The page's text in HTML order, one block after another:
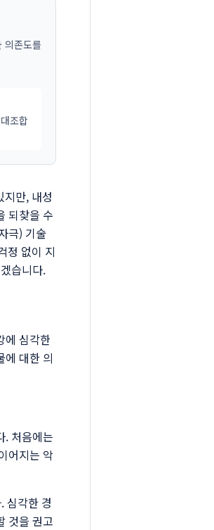
의존도를
조합
만, 내성
되찾을 수
극) 기술
정 없이 지
습니다.
에 심각한
에 대한 의
. 처음에는
어지는 악
심각한 경
것을 권고